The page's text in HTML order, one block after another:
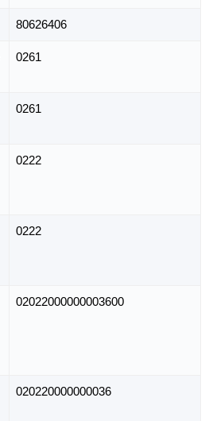
80626406
0261
0261
0222
0222
02022000000003600
020220000000036